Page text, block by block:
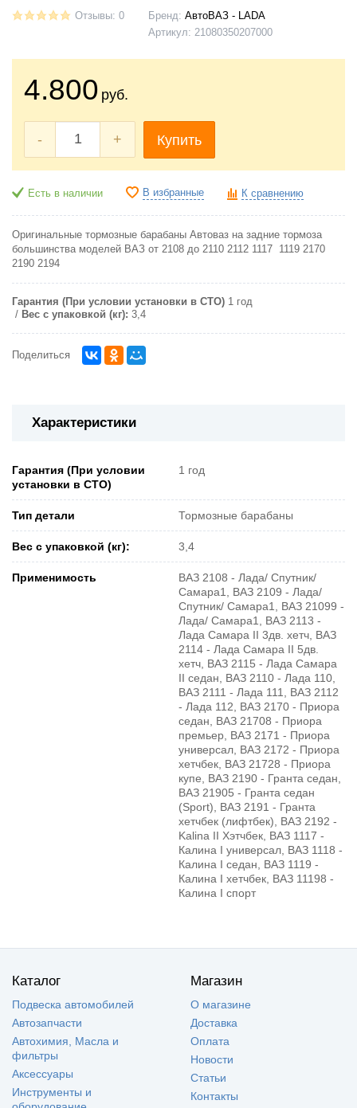
Отзывы: 0 Бренд: АвтоВАЗ - LADA
Артикул: 21080350207000
4.800 руб.
- + Купить
Есть в наличии В избранные К сравнению
Оригинальные тормозные барабаны Автоваз на задние тормоза
большинства моделей ВАЗ от 2108 до 2110 2112 1117 1119 2170
2190 2194
Гарантия (При условии установки в СТО) 1 год
Вес с упаковкой (кг): 3,4
Поделиться
Характеристики
Гарантия (При условии
установки в СТО)
1 год
Тип детали Тормозные барабаны
Вес с упаковкой (кг): 3,4
Применимость
ВАЗ 2108 - Лада/ Спутник/
Самара1, ВАЗ 2109 - Лада/
Спутник/ Самара1, ВАЗ 21099 -
Лада/ Самара1, ВАЗ 2113 -
Лада Самара II 3дв. хетч, ВАЗ
2114 - Лада Самара II 5дв.
хетч, ВАЗ 2115 - Лада Самара
II седан, ВАЗ 2110 - Лада 110,
ВАЗ 2111 - Лада 111, ВАЗ 2112
- Лада 112, ВАЗ 2170 - Приора
седан, ВАЗ 21708 - Приора
премьер, ВАЗ 2171 - Приора
универсал, ВАЗ 2172 - Приора
хетчбек, ВАЗ 21728 - Приора
купе, ВАЗ 2190 - Гранта седан,
ВАЗ 21905 - Гранта седан
(Sport), ВАЗ 2191 - Гранта
хетчбек (лифтбек), ВАЗ 2192 -
Kalina II Хэтчбек, ВАЗ 1117 -
Калина I универсал, ВАЗ 1118 -
Калина I седан, ВАЗ 1119 -
Калина I хетчбек, ВАЗ 11198 -
Калина I спорт
Каталог
Подвеска автомобилей
Автозапчасти
Автохимия, Масла и
фильтры
Аксессуары
Инструменты и
Магазин
О магазине
Доставка
Оплата
Новости
Статьи
Контакты